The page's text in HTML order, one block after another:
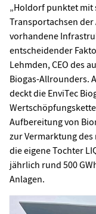
„Holdorf punktet mit
Transportachsen der
vorhandene
entscheidender
Lehmden, CEO des
Biogas-Allrounders.
deckt die EnviTec
Aufbereitung von
zur Vermarktung
die eigene Tochter
jährlich rund 500
Anlagen.